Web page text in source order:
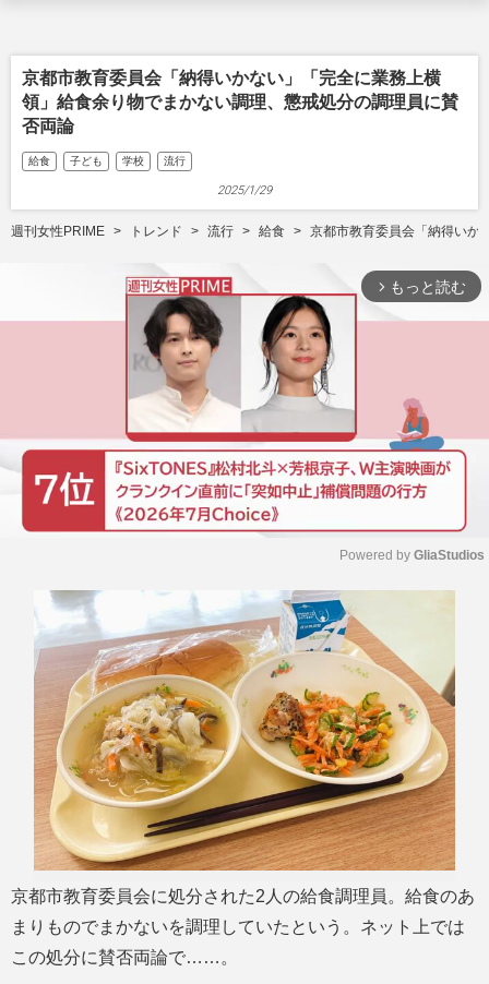
京都市教育委員会「納得いかない」「完全に業務上横
領」給食余り物でまかない調理、懲戒処分の調理員に賛
否両論
給食 子ども 学校 流行
2025/1/29
週刊女性PRIME トレンド 流行 給食 京都市教育委員会「納得いか
arrow_forward_ios もっと読む
e
Powered by GliaStudios
京都市教育委員会に処分された2人の給食調理員。給食のあ
まりものでまかないを調理していたという。ネット上では
この処分に賛否両論で……。